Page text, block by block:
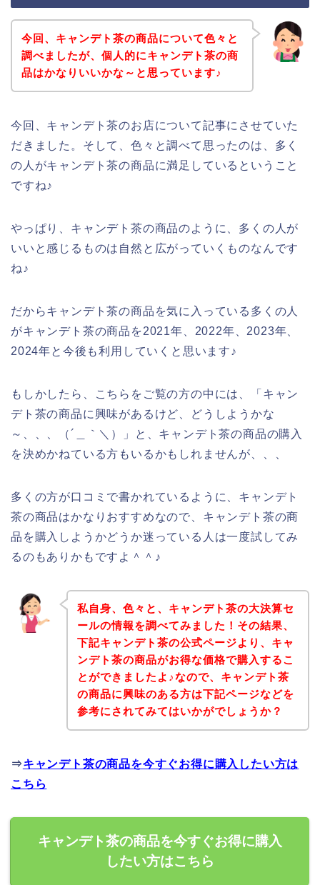
今回、キャンデト茶の商品について色々と
調べましたが、個人的にキャンデト茶の商
品はかなりいいかな～と思っています♪
今回、キャンデト茶のお店について記事にさせていた
だきました。そして、色々と調べて思ったのは、多く
の人がキャンデト茶の商品に満足しているということ
ですね♪
やっぱり、キャンデト茶の商品のように、多くの人が
いいと感じるものは自然と広がっていくものなんです
ね♪
だからキャンデト茶の商品を気に入っている多くの人
がキャンデト茶の商品を2021年、2022年、2023年、
2024年と今後も利用していくと思います♪
もしかしたら、こちらをご覧の方の中には、「キャン
デト茶の商品に興味があるけど、どうしようかな
～、、、（´＿｀＼）」と、キャンデト茶の商品の購入
を決めかねている方もいるかもしれませんが、、、
多くの方が口コミで書かれているように、キャンデト
茶の商品はかなりおすすめなので、キャンデト茶の商
品を購入しようかどうか迷っている人は一度試してみ
るのもありかもですよ＾＾♪
私自身、色々と、キャンデト茶の大決算セ
ールの情報を調べてみました！その結果、
下記キャンデト茶の公式ページより、キャ
ンデト茶の商品がお得な価格で購入するこ
とができましたよ♪なので、キャンデト茶
の商品に興味のある方は下記ページなどを
参考にされてみてはいかがでしょうか？
⇒キャンデト茶の商品を今すぐお得に購入したい方は
こちら
キャンデト茶の商品を今すぐお得に購入
したい方はこちら